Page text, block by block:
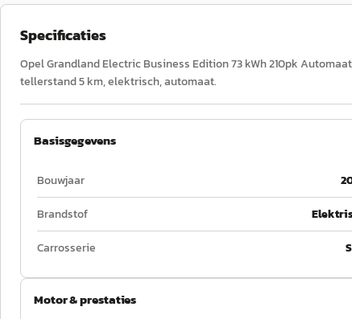
Specificaties
Opel Grandland Electric Business Edition 73 kWh 210pk
tellerstand 5 km, elektrisch, automaat.
Basisgegevens
Bouwjaar
Brandstof
Carrosserie
Motor & prestaties